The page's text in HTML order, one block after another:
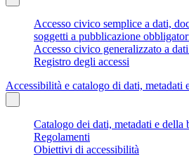
Accesso civico semplice a dati,
soggetti a pubblicazione
Accesso civico generalizzato a
Registro degli accessi
Accessibilità e catalogo di dati, metadati
Catalogo dei dati, metadati e della
Regolamenti
Obiettivi di accessibilità